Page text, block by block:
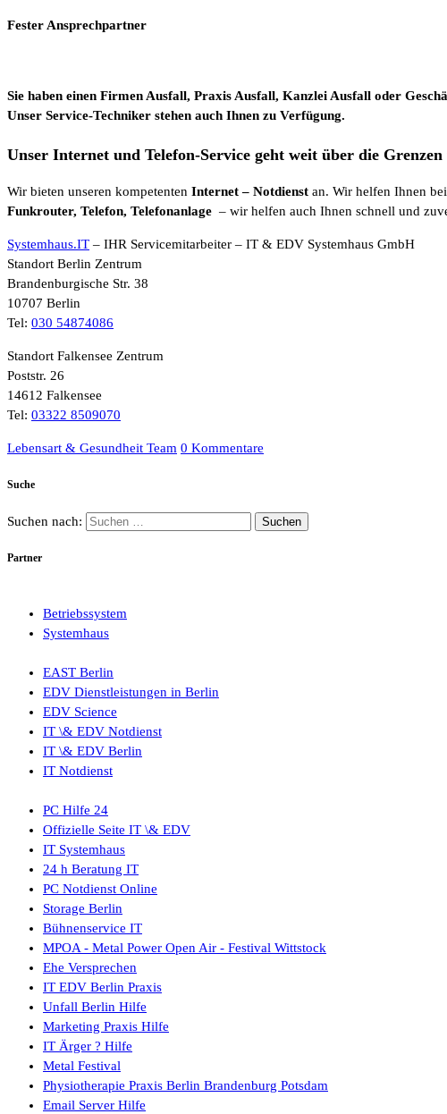
Fester Ansprechpartner
Sie haben einen Firmen Ausfall, Praxis Ausfall, Kanzlei Ausfall oder
Unser Service-Techniker stehen auch Ihnen zu Verfügung.
Unser Internet und Telefon-Service geht weit über die
Wir bieten unseren kompetenten Internet– Notdienst an. Wir helfen Ihnen
Funkrouter, Telefon, Telefonanlage – wir helfen auch Ihnen schnell und
Systemhaus.IT – IHR Servicemitarbeiter – IT & EDV Systemhaus GmbH
Standort Berlin Zentrum
Brandenburgische Str. 38
10707 Berlin
Tel: 030 54874086
Standort Falkensee Zentrum
Poststr. 26
14612 Falkensee
Tel: 03322 8509070
Lebensart & Gesundheit Team 0 Kommentare
Suche
Suchen nach:
Partner
Betriebssystem
Systemhaus
EAST Berlin
EDV Dienstleistungen in Berlin
EDV Science
IT \& EDV Notdienst
IT \& EDV Berlin
IT Notdienst
PC Hilfe 24
Offizielle Seite IT \& EDV
IT Systemhaus
24 h Beratung IT
PC Notdienst Online
Storage Berlin
Bühnenservice IT
MPOA - Metal Power Open Air - Festival Wittstock
Ehe Versprechen
IT EDV Berlin Praxis
Unfall Berlin Hilfe
Marketing Praxis Hilfe
IT Ärger ? Hilfe
Metal Festival
Physiotherapie Praxis Berlin Brandenburg Potsdam
Email Server Hilfe